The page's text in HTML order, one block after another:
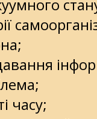
часу;